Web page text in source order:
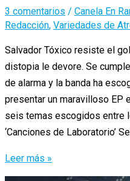
3 comentarios / Canela En
Redacción, Variedades de
Salvador Tóxico resiste el
distopia le devore. Se
de alarma y la banda ha
presentar un maravilloso EP
seis temas escogidos entre
‘Canciones de Laboratorio’
Entramos
‘En
Leer más »